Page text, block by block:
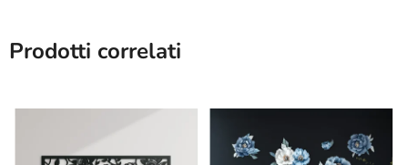
Prodotti correlati